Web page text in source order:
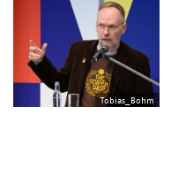
Tobias_Bohm